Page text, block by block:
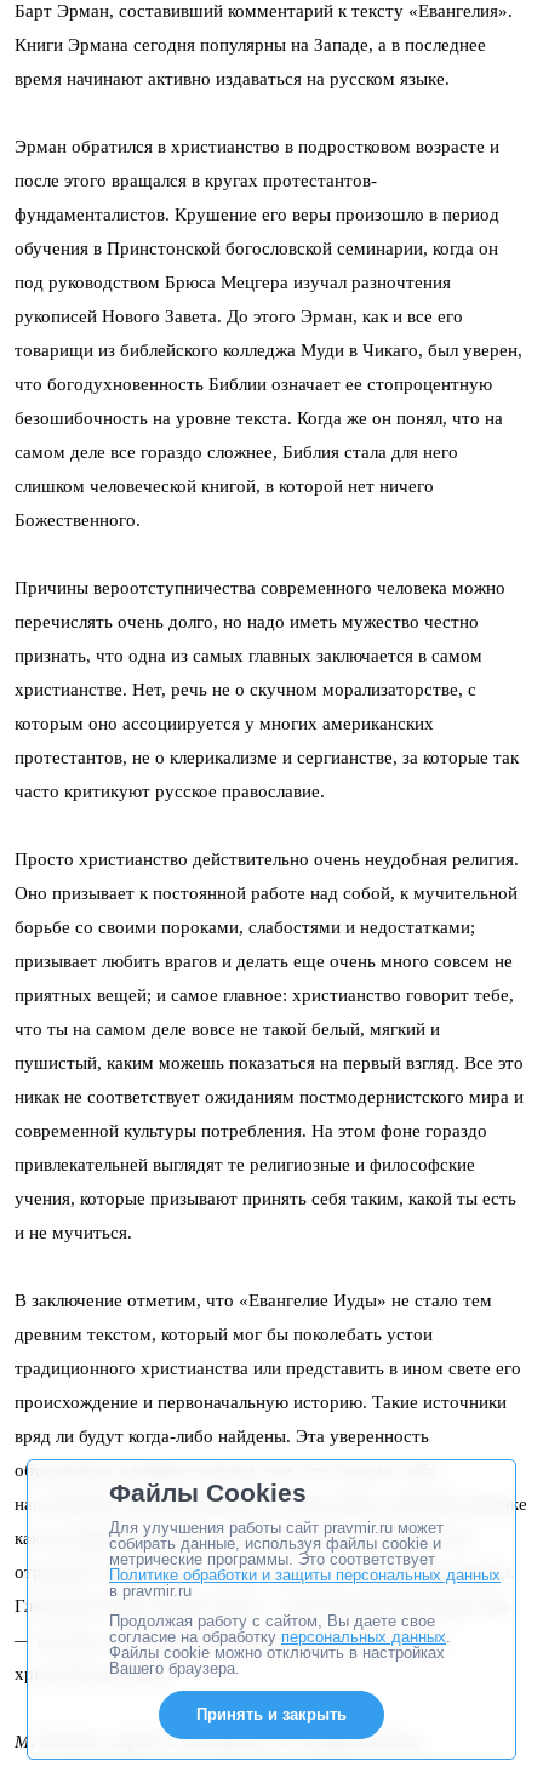
Барт Эрман, составивший комментарий к тексту «Евангелия».
Книги Эрмана сегодня популярны на Западе, а в последнее
время начинают активно издаваться на русском языке.
Эрман обратился в христианство в подростковом возрасте и
после этого вращался в кругах протестантов-
фундаменталистов. Крушение его веры произошло в период
обучения в Принстонской богословской семинарии, когда он
под руководством Брюса Мецгера изучал разночтения
рукописей Нового Завета. До этого Эрман, как и все его
товарищи из библейского колледжа Муди в Чикаго, был уверен,
что богодухновенность Библии означает ее стопроцентную
безошибочность на уровне текста. Когда же он понял, что на
самом деле все гораздо сложнее, Библия стала для него
слишком человеческой книгой, в которой нет ничего
Божественного.
Причины вероотступничества современного человека можно
перечислять очень долго, но надо иметь мужество честно
признать, что одна из самых главных заключается в самом
христианстве. Нет, речь не о скучном морализаторстве, с
которым оно ассоциируется у многих американских
протестантов, не о клерикализме и сергианстве, за которые так
часто критикуют русское православие.
Просто христианство действительно очень неудобная религия.
Оно призывает к постоянной работе над собой, к мучительной
борьбе со своими пороками, слабостями и недостатками;
призывает любить врагов и делать еще очень много совсем не
приятных вещей; и самое главное: христианство говорит тебе,
что ты на самом деле вовсе не такой белый, мягкий и
пушистый, каким можешь показаться на первый взгляд. Все это
никак не соответствует ожиданиям постмодернистского мира и
современной культуры потребления. На этом фоне гораздо
привлекательней выглядят те религиозные и философские
учения, которые призывают принять себя таким, какой ты есть
и не мучиться.
В заключение отметим, что «Евангелие Иуды» не стало тем
древним текстом, который мог бы поколебать устои
традиционного христианства или представить в ином свете его
происхождение и первоначальную историю. Такие источники
вряд ли будут когда-либо найдены. Эта уверенность
обусловлена в первую очередь тем, что сами по себе
настойчивые попытки найти их и представить широкой публике
как подлинные свидетельства о настоящем христианстве
отражают определенное умонастроение, а не реальные факты.
Главный же факт Православия — чудо Воскресения Христова
— как был, так и останется непреложным основанием
христианской веры.
М. Ковшов, иерей А. Тимофеев, А. Серафимовская
Файлы Cookies
Для улучшения работы сайт pravmir.ru может
собирать данные, используя файлы cookie и
метрические программы. Это соответствует
Политике обработки и защиты персональных данных
в pravmir.ru
Продолжая работу с сайтом, Вы даете свое
согласие на обработку персональных данных.
Файлы cookie можно отключить в настройках
Вашего браузера.
Принять и закрыть